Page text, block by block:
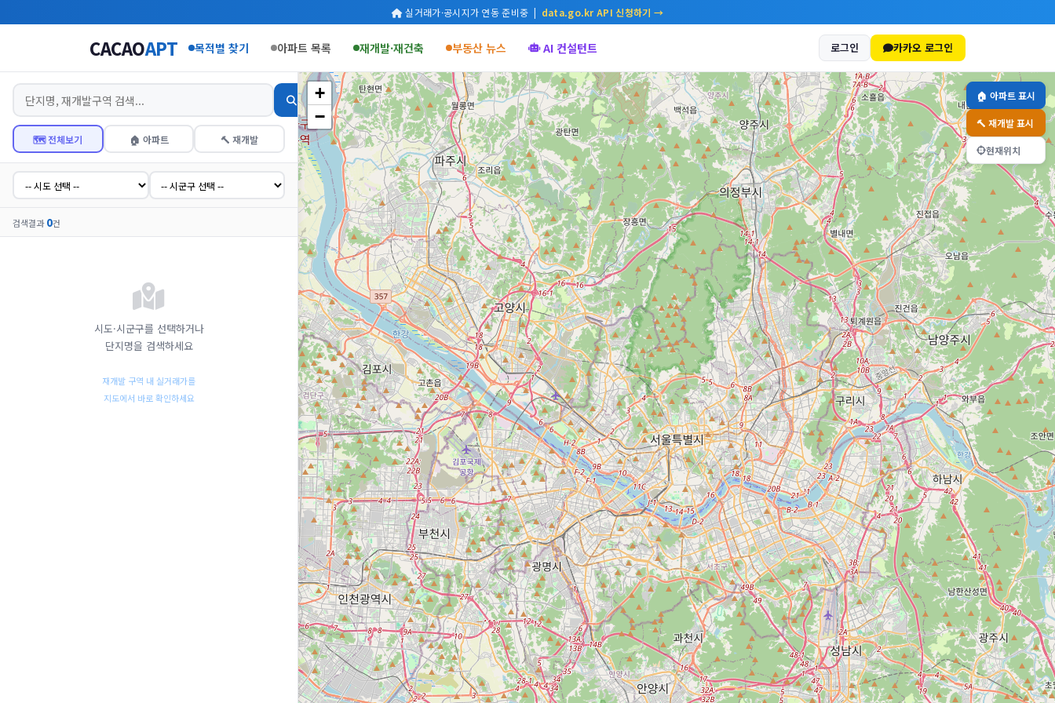
실거래가·공시지가 연동 준비중 | data.go.kr API 신청하기 →
CACAOAPT 목적별 찾기 아파트 목록 재개발·재건축 부동산 뉴스 AI 컨설턴트 로그인 카카오 로그인
🗺️ 전체보기 🏠 아파트 🔨 재개발
검색결과0건
시도·시군구를 선택하거나
단지명을 검색하세요
재개발 구역 내 실거래가를
지도에서 바로 확인하세요
+
−
🏠 아파트 표시
🔨 재개발 표시
현재위치